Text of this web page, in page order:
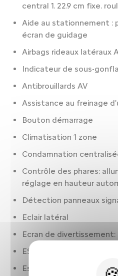
central 1. 22.9 cm fixe.
Aide au stationnement :
écran de guidage
Airbags rideaux latéraux
Indicateur de sous-
Antibrouillards AV
Assistance au freinage
Bouton démarrage
Climatisation 1 zone
Condamnation
Contrôle des phares:
réglage en hauteur
Détection panneaux
Eclair latéral
Ecran de divertissement:
ESP
Essuie-glaces à capteur